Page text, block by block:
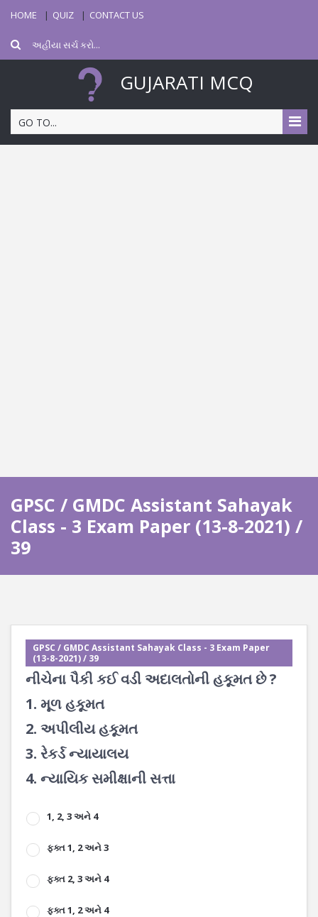
HOME QUIZ CONTACT US
GUJARATI MCQ
GO TO...
GPSC / GMDC Assistant Sahayak
Class - 3 Exam Paper (13-8-2021) /
39
GPSC / GMDC Assistant Sahayak Class - 3 Exam Paper
(13-8-2021) / 39
નીચેના પૈકી કઈ વડી અદાલતોની હકૂમત છે ?
1. મૂળ હકૂમત
2. અપીલીય હકૂમત
3. રેકર્ડ ન્યાયાલય
4. ન્યાયિક સમીક્ષાની સત્તા
1, 2, 3 અને 4
ફક્ત 1, 2 અને 3
ફક્ત 2, 3 અને 4
ફક્ત 1, 2 અને 4